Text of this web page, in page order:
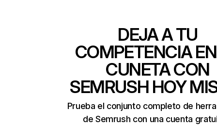
DEJA A TU
COMPETENCIA
CUNETA CON
SEMRUSH HOY
Prueba el conjunto completo de
de Semrush con una cuenta